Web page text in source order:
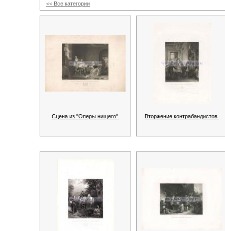
<< Все категории
Сцена из "Оперы нищего". Вторжение контрабандистов.